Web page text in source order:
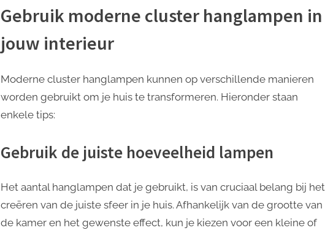
Gebruik moderne cluster hanglampen in
jouw interieur
Moderne cluster hanglampen kunnen op verschillende manieren
worden gebruikt om je huis te transformeren. Hieronder staan ​​
enkele tips:
Gebruik de juiste hoeveelheid lampen
Het aantal hanglampen dat je gebruikt, is van cruciaal belang bij het
creëren van de juiste sfeer in je huis. Afhankelijk van de grootte van
de kamer en het gewenste effect, kun je kiezen voor een kleine of